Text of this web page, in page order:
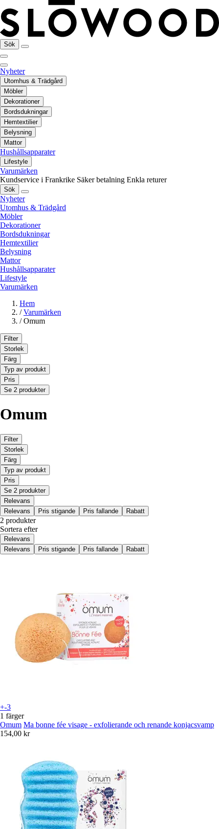
Sök
Nyheter
Utomhus & Trädgård
Möbler
Dekorationer
Bordsdukningar
Hemtextilier
Belysning
Mattor
Hushållsapparater
Lifestyle
Varumärken
Kundservice i Frankrike Säker betalning Enkla returer
Sök
Nyheter
Utomhus & Trädgård
Möbler
Dekorationer
Bordsdukningar
Hemtextilier
Belysning
Mattor
Hushållsapparater
Lifestyle
Varumärken
Hem
/ Varumärken
/ Omum
Filter
Storlek
Färg
Typ av produkt
Pris
Se 2 produkter
Omum
Filter
Storlek
Färg
Typ av produkt
Pris
Se 2 produkter
Relevans
Relevans
Pris stigande Pris fallande Rabatt
2 produkter
Sortera efter
Relevans
Relevans
Pris stigande Pris fallande Rabatt
+-3
1 färger
Omum Ma bonne fée visage - exfolierande och renande konjacsvamp
154,00 kr